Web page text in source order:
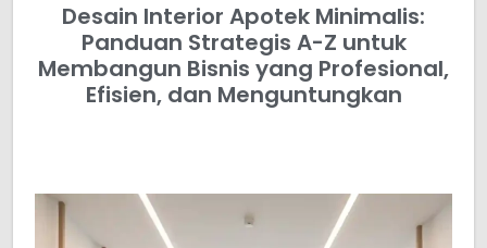
Desain Interior Apotek Minimalis:
Panduan Strategis A-Z untuk
Membangun Bisnis yang Profesional,
Efisien, dan Menguntungkan